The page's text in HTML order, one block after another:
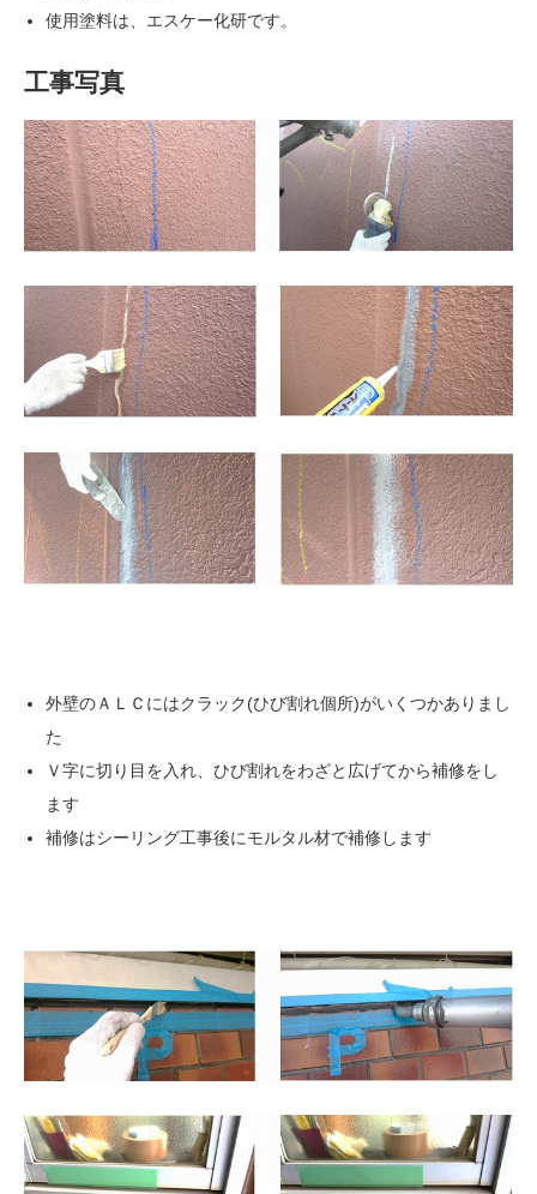
使用塗料は、エスケー化研です。
工事写真
外壁のＡＬＣにはクラック(ひび割れ個所)がいくつかありまし
た
Ｖ字に切り目を入れ、ひび割れをわざと広げてから補修をし
ます
補修はシーリング工事後にモルタル材で補修します